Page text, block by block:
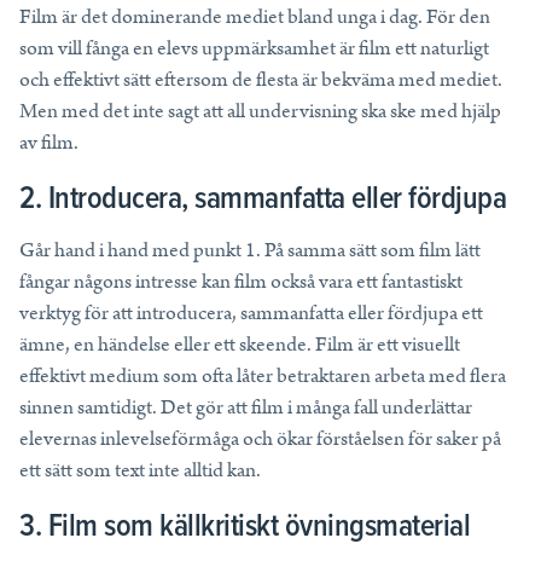
Tips och support
Tips, idéer, webbinarier och hjälp för dig som är lärare.
Läs mer
Lektionstips
Webbinarier & Inspelat
Ta din undervisning till nästa nivå.
Kom igång
Blogg
Håll dig uppdaterad med det senaste från NE.
Frågor och svar
Frågor och svar om våra tjänster, samlade på ett ställe.
Film är det dominerande mediet bland unga i dag. För den
som vill fånga en elevs uppmärksamhet är film ett naturligt
och effektivt sätt eftersom de flesta är bekväma med mediet.
Men med det inte sagt att all undervisning ska ske med hjälp
av film.
2. Introducera, sammanfatta eller fördjupa
Går hand i hand med punkt 1. På samma sätt som film lätt
fångar någons intresse kan film också vara ett fantastiskt
verktyg för att introducera, sammanfatta eller fördjupa ett
ämne, en händelse eller ett skeende. Film är ett visuellt
effektivt medium som ofta låter betraktaren arbeta med flera
sinnen samtidigt. Det gör att film i många fall underlättar
elevernas inlevelseförmåga och ökar förståelsen för saker på
ett sätt som text inte alltid kan.
3. Film som källkritiskt övningsmaterial